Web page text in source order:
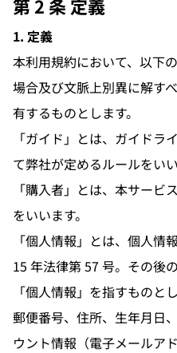
第 2 条 定義
1. 定義
本利用規約において、以下
場合及び文脈上別異に解す
有するものとします。
「ガイド」とは、ガイドラ
て弊社が定めるルールをいい
「購入者」とは、本サービ
をいいます。
「個人情報」とは、個人情
15 年法律第 57 号。その後
「個人情報」を指すものと
郵便番号、住所、生年月日
ウント情報（電子メールア